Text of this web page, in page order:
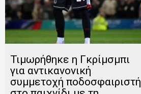
Τιμωρήθηκε η Γκρίμσμπι
για αντικανονική
συμμετοχή ποδοσφαιριστή